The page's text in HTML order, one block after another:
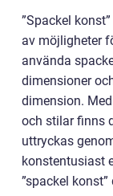
”Spackel
av möjligheter
använda
dimensioner
dimension.
och stilar finns
uttryckas
konstentusiast
”spackel